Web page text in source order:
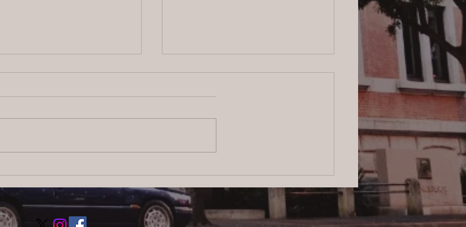
〜
ス：信頼と安心をお届けする
調査のプロフェッショナル